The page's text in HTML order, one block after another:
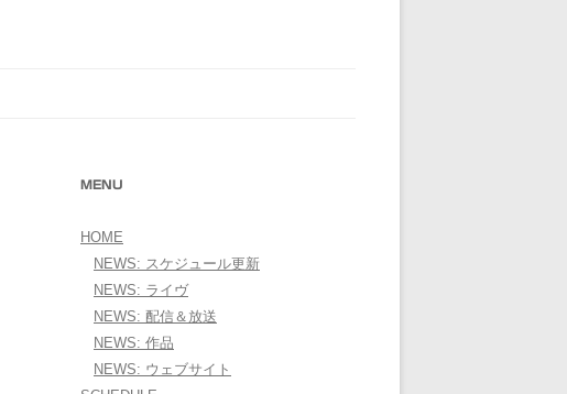
MENU
HOME
NEWS: スケジュール更新
NEWS: ライヴ
NEWS: 配信＆放送
NEWS: 作品
NEWS: ウェブサイト